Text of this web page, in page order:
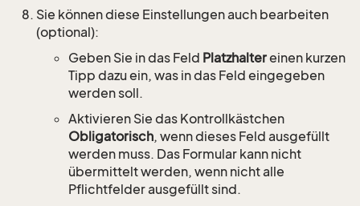
Sie können diese Einstellungen auch bearbeiten
(optional):
Geben Sie in das Feld Platzhaltereinen kurzen
Tipp dazu ein, was in das Feld eingegeben
werden soll.
Aktivieren Sie das Kontrollkästchen
Obligatorisch, wenn dieses Feld ausgefüllt
werden muss. Das Formular kann nicht
übermittelt werden, wenn nicht alle
Pflichtfelder ausgefüllt sind.